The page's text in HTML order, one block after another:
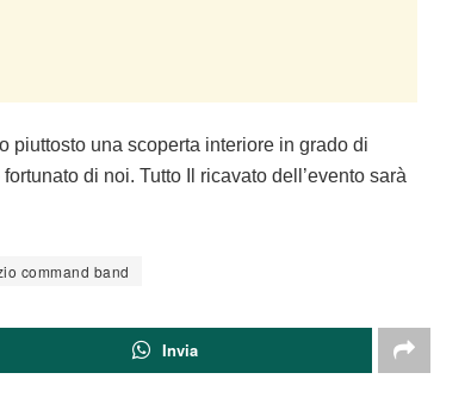
piuttosto una scoperta interiore in grado di
di noi. Tutto Il ricavato dell’evento sarà
command band
Invia